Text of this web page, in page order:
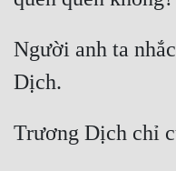
Người anh ta